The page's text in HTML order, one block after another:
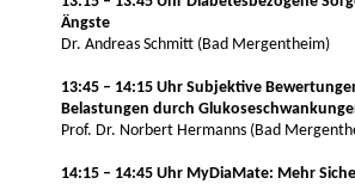
Ängste
Dr. Andreas Schmitt (Bad Mergentheim)
13:45 – 14:15 Uhr Subjektive
Belastungen durch
Prof. Dr. Norbert Hermanns (Bad
14:15 – 14:45 Uhr MyDiaMate: Mehr